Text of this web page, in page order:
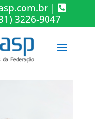
|
3226-9047